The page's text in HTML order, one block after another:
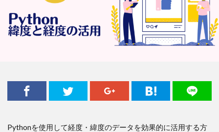
Pythonを使用して経度・緯度のデータを効果的に活用する方